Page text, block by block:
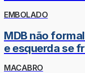
EMBOLADO
MDB não
e esquerda se
MACABRO